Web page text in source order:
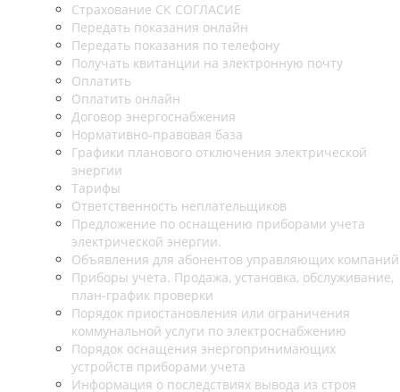
Страхование СК СОГЛАСИЕ
Передать показания онлайн
Передать показания по телефону
Получать квитанции на электронную почту
Оплатить
Оплатить онлайн
Договор энергоснабжения
Нормативно-правовая база
Графики планового отключения электрической
энергии
Тарифы
Ответственность неплательщиков
Предложение по оснащению приборами учета
электрической энергии.
Объявления для абонентов управляющих компаний
Приборы учета. Продажа, установка, обслуживание,
план-график проверки
Порядок приостановления или ограничения
коммунальной услуги по электроснабжению
Порядок оснащения энергопринимающих
устройств приборами учета
Информация о последствиях вывода из строя